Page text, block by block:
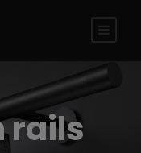
rails